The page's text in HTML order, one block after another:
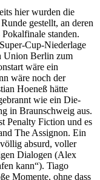
hier wurden die
gestellt, an deren
standen.
Cup-Niederlage
Union Berlin zum
wäre ein
wäre noch der
Hoeneß hätte
wie ein Die-
in Braunschweig aus.
Penalty Fiction und es
The Assignon. Ein
absurd, voller
Dialogen (Alex
kann“). Tiago
Momente, ohne dass